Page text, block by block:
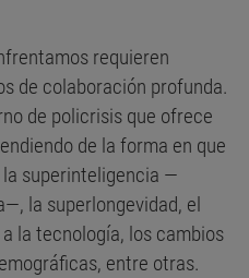
requieren
de colaboración profunda.
de policrisis que ofrece
de la forma en que
superinteligencia —
la superlongevidad, el
la tecnología, los cambios
entre otras.